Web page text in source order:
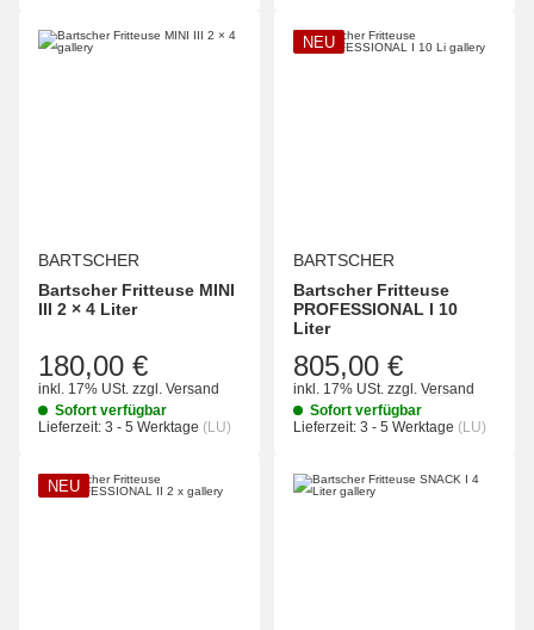
BARTSCHER
Bartscher Fritteuse MINI
III 2 × 4 Liter
180,00 €
inkl. 17% USt. zzgl. Versand
Sofort verfügbar
Lieferzeit: 3 - 5 Werktage (LU)
NEU
BARTSCHER
Bartscher Fritteuse
PROFESSIONAL I 10
Liter
805,00 €
inkl. 17% USt. zzgl. Versand
Sofort verfügbar
Lieferzeit: 3 - 5 Werktage (LU)
NEU